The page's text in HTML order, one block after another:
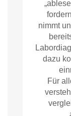
nimmt
dazu
Für